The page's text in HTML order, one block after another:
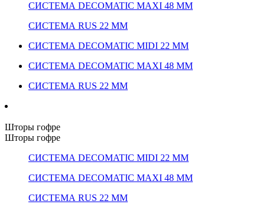
СИСТЕМА DECOMATIC MAXI 48 ММ
СИСТЕМА RUS 22 ММ
СИСТЕМА DECOMATIC MIDI 22 ММ
СИСТЕМА DECOMATIC MAXI 48 ММ
СИСТЕМА RUS 22 ММ
Шторы гофре
Шторы гофре
СИСТЕМА DECOMATIC MIDI 22 ММ
СИСТЕМА DECOMATIC MAXI 48 ММ
СИСТЕМА RUS 22 ММ